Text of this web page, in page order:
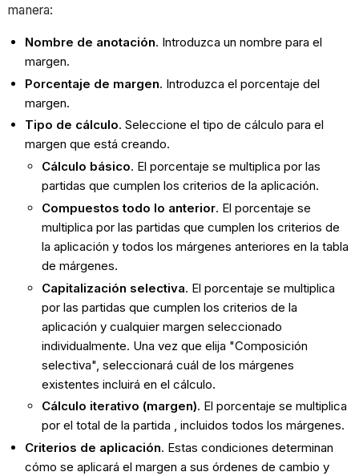
manera:
Nombre de anotación. Introduzca un nombre para el
margen.
Porcentaje de margen. Introduzca el porcentaje del
margen.
Tipo de cálculo. Seleccione el tipo de cálculo para el
margen que está creando.
Cálculo básico. El porcentaje se multiplica por las
partidas que cumplen los criterios de la aplicación.
Compuestos todo lo anterior. El porcentaje se
multiplica por las partidas que cumplen los criterios de
la aplicación y todos los márgenes anteriores en la tabla
de márgenes.
Capitalización selectiva. El porcentaje se multiplica
por las partidas que cumplen los criterios de la
aplicación y cualquier margen seleccionado
individualmente. Una vez que elija "Composición
selectiva", seleccionará cuál de los márgenes
existentes incluirá en el cálculo.
Cálculo iterativo (margen). El porcentaje se multiplica
por el total de la partida , incluidos todos los márgenes.
Criterios de aplicación. Estas condiciones determinan
cómo se aplicará el margen a sus órdenes de cambio y